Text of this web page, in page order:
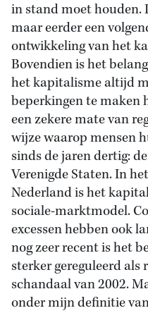
in stand moet houden.
maar eerder een
ontwikkeling van het
Bovendien is het
het kapitalisme altijd
beperkingen te maken
een zekere mate van
wijze waarop mensen
sinds de jaren dertig:
Verenigde Staten. In
Nederland is het
sociale-marktmodel.
excessen hebben ook
nog zeer recent is het
sterker gereguleerd
schandaal van 2002.
onder mijn definitie van